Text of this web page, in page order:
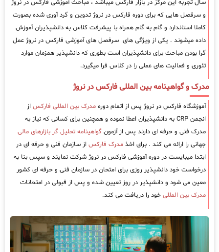
سال تجربه این مرکز در بازار فارکس میباشد ، مباحث آموزشی فارکس در نروژ
و سرفصل هایی که برای دوره فارکس در نروژ تدوین و گرد آوری شده بصورت
کاملا استاندارد و گام به گام همراه با پیشرفت کلاس به دانشپذیران آموزش
داده میشوند . یکی از ویژگی های سرفصل های آموزشی فارکس در نروژ عمل
گرا بودن مباحث برای دانشپذیران است بطوری که دانشپذیر همزمان موارد
تئوری و فعالیت های عملی را در کلاس فرا میگیرد.
مدرک و گواهینامه بین المللی فارکس در نروژ
آموزشگاه فارکس در نروژ پس از اتمام دوره مدرک بین المللی فارکس از
انجمن CRP به دانشپذیران اعطا نموده و همچنین برای کسانی که نیاز به
مدرک فنی و حرفه ای دارند پس از آزمون گواهینامه تحلیل گر بازارهای مالی
جهانی را ارائه می کند . برای اخذ مدرک فارکس از سازمان فنی و حرفه ای در
ابتدا میبایست در دوره آموزشی فارکس در نروژ شرکت نمایند و سپس بنا به
درخواست خود دانشپذیر روزی برای امتحان در سازمان فنی و حرفه ای کشور
معین می شود و دانشپذیر در روز تعیین شده و پس از قبولی در امتحانات
مدرک بین المللی خود را دریافت می کند.